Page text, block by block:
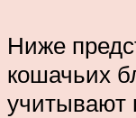
Ниже
кошачьих
учитывают